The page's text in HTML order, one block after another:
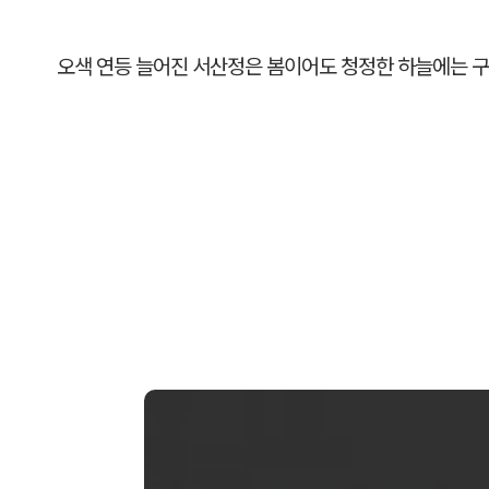
오색 연등 늘어진 서산정은 봄이어도 청정한 하늘에는